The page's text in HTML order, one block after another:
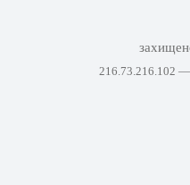
216.73.216.102 —